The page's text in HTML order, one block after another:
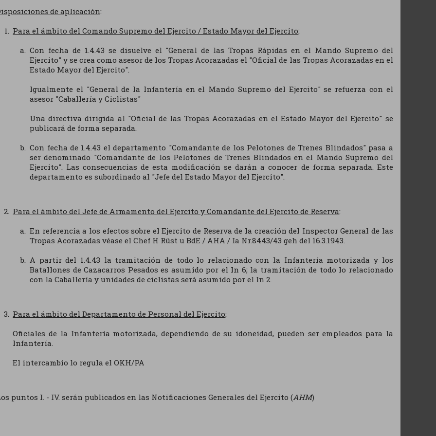
de aplicación:
Para el ámbito del Comando Supremo del Ejercito / Estado Mayor del Ejercito:
Con fecha de 1.4.43 se disuelve el "General de las Tropas Rápidas en el Mando Supremo del
Ejercito" y se crea como asesor de los Tropas Acorazadas el "Oficial de las Tropas Acorazadas en el
Estado Mayor del Ejercito".
Igualmente el "General de la Infantería en el Mando Supremo del Ejercito" se refuerza con el
asesor "Caballería y Ciclistas"
Una directiva dirigida al "Oficial de las Tropas Acorazadas en el Estado Mayor del Ejercito" se
publicará de forma separada.
Con fecha de 1.4.43 el departamento "Comandante de los Pelotones de Trenes Blindados" pasa a
ser denominado "Comandante de los Pelotones de Trenes Blindados en el Mando Supremo del
Ejercito". Las consecuencias de esta modificación se darán a conocer de forma separada. Este
departamento es subordinado al "Jefe del Estado Mayor del Ejercito".
Para el ámbito del Jefe de Armamento del Ejercito y Comandante del Ejercito de Reserva:
En referencia a los efectos sobre el Ejercito de Reserva de la creación del Inspector General de las
Tropas Acorazadas véase el Chef H Rüst u BdE / AHA / Ia Nr.8443/43 geh del 16.3.1943.
A partir del 1.4.43 la tramitación de todo lo relacionado con la Infantería motorizada y los
Batallones de Cazacarros Pesados es asumido por el In 6; la tramitación de todo lo relacionado
con la Caballería y unidades de ciclistas será asumido por el In 2.
Para el ámbito del Departamento de Personal del Ejercito:
Oficiales de la Infantería motorizada, dependiendo de su idoneidad, pueden ser empleados para la
Infantería.
El intercambio lo regula el OKH/PA
puntos I. - IV. serán publicados en las Notificaciones Generales del Ejercito (AHM)